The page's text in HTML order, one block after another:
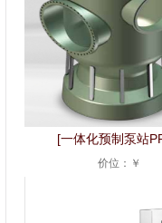
[一体化预制泵站
价位：￥